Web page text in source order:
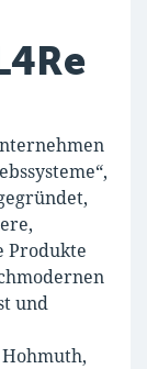
Produkte
und